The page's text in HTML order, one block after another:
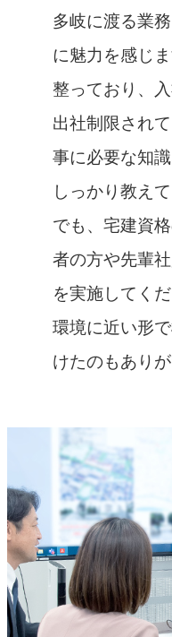
多岐に渡る業
に魅力を感じ
整っており、
出社制限され
事に必要な知
しっかり教え
でも、宅建資
者の方や先輩
を実施してく
環境に近い形
けたのもあり